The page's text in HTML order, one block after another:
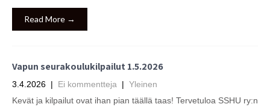
Read More →
Vapun seurakoulukilpailut 1.5.2026
3.4.2026 | Ei kommentteja | Yleinen
Kevät ja kilpailut ovat ihan pian täällä taas! Tervetuloa SSHU ry:n